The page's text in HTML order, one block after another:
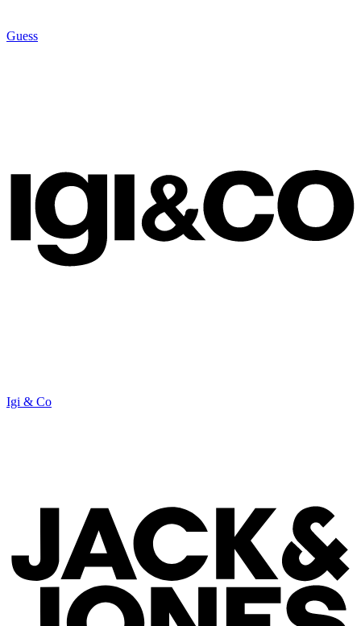
Guess
Igi & Co